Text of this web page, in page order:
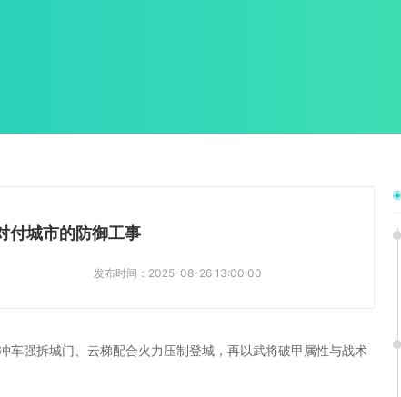
付城市的防御工事
发布时间： 2025-08-26 13:00:00
强拆城门、云梯配合火力压制登城，再以武将破甲属性与战术